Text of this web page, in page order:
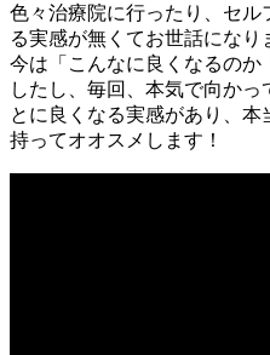
色々治療院に行ったり、セ
る実感が無くてお世話になり
今は「こんなに良くなるのか
したし、毎回、本気で向か
とに良くなる実感があり、
持ってオオスメします！